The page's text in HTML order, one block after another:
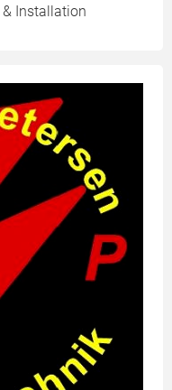
Installation